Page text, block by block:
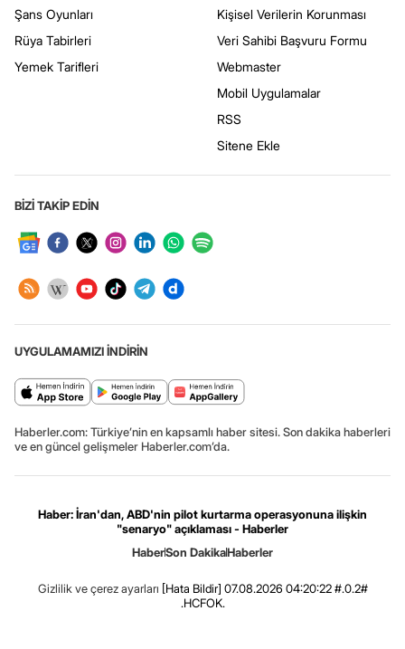
Şans Oyunları
Rüya Tabirleri
Yemek Tarifleri
Kişisel Verilerin Korunması
Veri Sahibi Başvuru Formu
Webmaster
Mobil Uygulamalar
RSS
Sitene Ekle
BİZİ TAKİP EDİN
UYGULAMAMIZI İNDİRİN
Haberler.com: Türkiye’nin en kapsamlı haber sitesi. Son dakika haberleri
ve en güncel gelişmeler Haberler.com’da.
Haber: İran'dan, ABD'nin pilot kurtarma operasyonuna ilişkin
"senaryo" açıklaması - Haberler
HaberSon DakikaHaberler
Gizlilik ve çerez ayarları [Hata Bildir] 07.08.2026 04:20:22 #.0.2#
.HCFOK.